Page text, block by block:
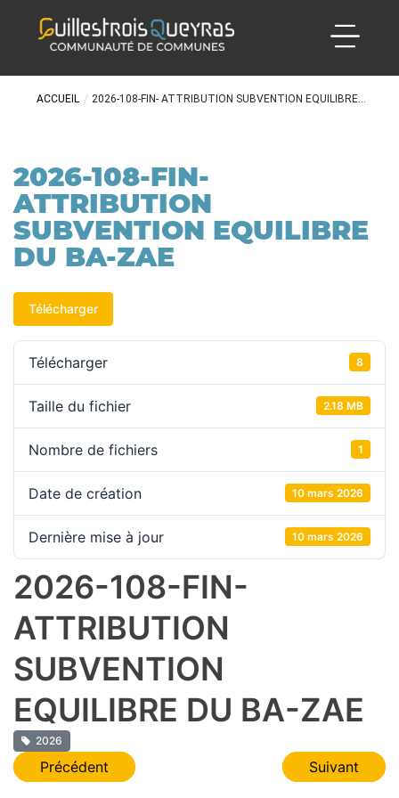
ACCUEIL / 2026-108-FIN- ATTRIBUTION SUBVENTION EQUILIBRE...
2026-108-FIN-
ATTRIBUTION
SUBVENTION EQUILIBRE
DU BA-ZAE
Télécharger
Télécharger 8
Taille du fichier 2.18 MB
Nombre de fichiers 1
Date de création 10 mars 2026
Dernière mise à jour 10 mars 2026
2026-108-FIN-
ATTRIBUTION
SUBVENTION
EQUILIBRE DU BA-ZAE
2026
Navigation
Précédent Suivant